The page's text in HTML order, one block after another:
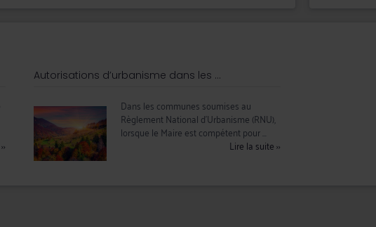
››
Autorisations d’urbanisme dans les ...
Dans les communes soumises au
Règlement National d’Urbanisme (RNU),
lorsque le Maire est compétent pour ...
Lire la suite››